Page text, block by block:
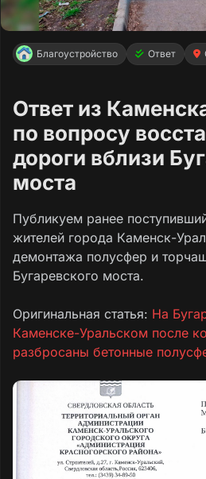
Благоустройство Ответ
Ответ из
по вопросу
дороги вблизи
моста
Публикуем ранее
жителей города Каменск-
демонтажа полусфер и
Бугаревского моста.
Оригинальная статья: На
Каменске-Уральском после
разбросаны бетонные